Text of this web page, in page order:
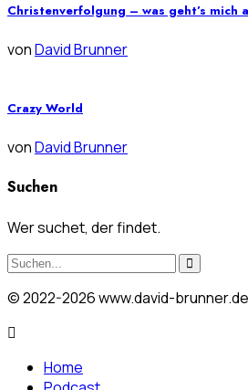
Christenverfolgung – was geht’s mich
vonDavid Brunner
Crazy World
vonDavid Brunner
Suchen
Wer suchet, der findet.
© 2022-2026 www.david-brunner.de
Home